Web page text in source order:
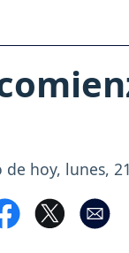
de hoy, lunes,